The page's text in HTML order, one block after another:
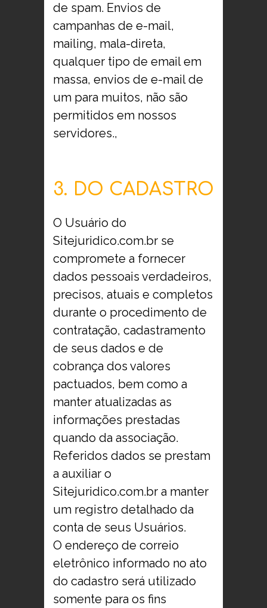
de spam. Envios de
campanhas de e-mail,
mailing, mala-direta,
qualquer tipo de email em
massa, envios de e-mail de
um para muitos, não são
permitidos em nossos
servidores.,
3. DO CADASTRO
O Usuário do
Sitejuridico.com.br se
compromete a fornecer
dados pessoais verdadeiros,
precisos, atuais e completos
durante o procedimento de
contratação, cadastramento
de seus dados e de
cobrança dos valores
pactuados, bem como a
manter atualizadas as
informações prestadas
quando da associação.
Referidos dados se prestam
a auxiliar o
Sitejuridico.com.br a manter
um registro detalhado da
conta de seus Usuários.
O endereço de correio
eletrônico informado no ato
do cadastro será utilizado
somente para os fins